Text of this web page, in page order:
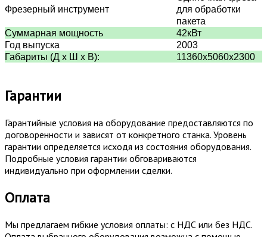
Фрезерный инструмент
для обработки
пакета
Суммарная мощность
42кВт
Год выпуска
2003
Габариты (Д x Ш x В):
11360х5060х2300
Гарантии
Гарантийные условия на оборудование предоставляются по
договоренности и зависят от конкретного станка. Уровень
гарантии определяется исходя из состояния оборудования.
Подробные условия гарантии обговариваются
индивидуально при оформлении сделки.
Оплата
Мы предлагаем гибкие условия оплаты: с НДС или без НДС.